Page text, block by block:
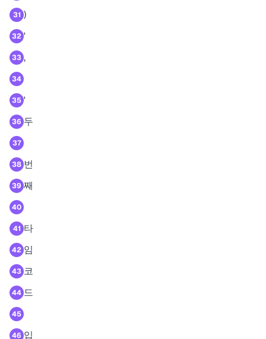
31 )
32 '
33 ,
34
35 '
36 두
37
38 번
39 째
40
41 타
42 임
43 코
44 드
45
46 입